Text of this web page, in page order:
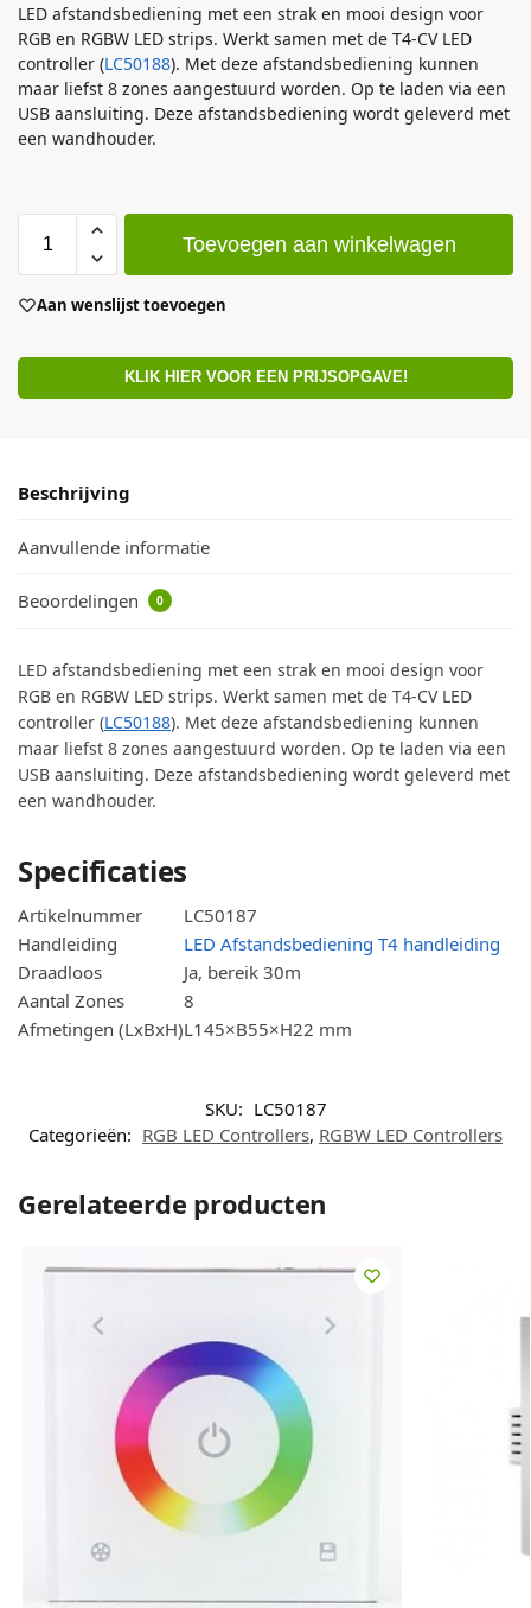
LED afstandsbediening met een strak en mooi design voor
RGB en RGBW LED strips. Werkt samen met de T4-CV LED
controller (LC50188). Met deze afstandsbediening kunnen
maar liefst 8 zones aangestuurd worden. Op te laden via een
USB aansluiting. Deze afstandsbediening wordt geleverd met
een wandhouder.
Toevoegen aan winkelwagen
Aan wenslijst toevoegen
KLIK HIER VOOR EEN PRIJSOPGAVE!
Beschrijving
Aanvullende informatie
Beoordelingen 0
LED afstandsbediening met een strak en mooi design voor
RGB en RGBW LED strips. Werkt samen met de T4-CV LED
controller (LC50188). Met deze afstandsbediening kunnen
maar liefst 8 zones aangestuurd worden. Op te laden via een
USB aansluiting. Deze afstandsbediening wordt geleverd met
een wandhouder.
Specificaties
Artikelnummer
LC50187
Handleiding
LED Afstandsbediening T4 handleiding
Draadloos
Ja, bereik 30m
Aantal Zones
8
Afmetingen (LxBxH)L145×B55×H22 mm
SKU: LC50187
Categorieën: RGB LED Controllers, RGBW LED Controllers
Gerelateerde producten